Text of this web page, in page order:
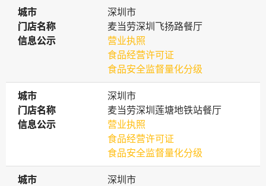
城市
城市
深圳市
门店名称
门店名称
麦当劳深圳飞扬路餐厅
信息公示
信息公示
营业执照
食品经营许可证
食品安全监督量化分级
城市
城市
深圳市
门店名称
门店名称
麦当劳深圳莲塘地铁站餐厅
信息公示
信息公示
营业执照
食品经营许可证
食品安全监督量化分级
城市
城市
深圳市